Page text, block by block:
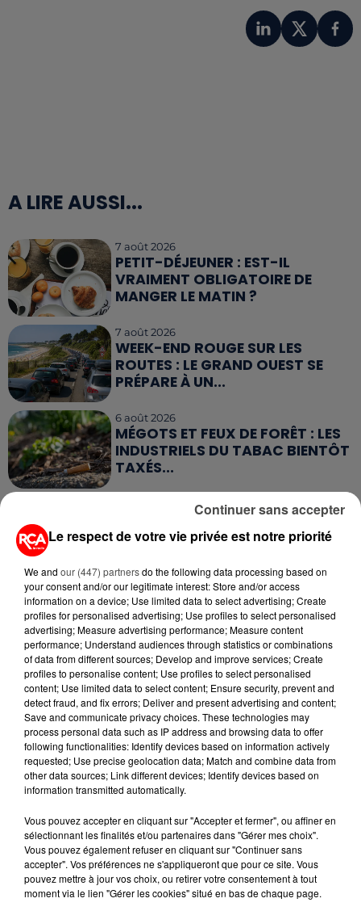
A LIRE AUSSI...
7 août 2026
PETIT-DÉJEUNER : EST-IL
VRAIMENT OBLIGATOIRE DE
MANGER LE MATIN ?
7 août 2026
WEEK-END ROUGE SUR LES
ROUTES : LE GRAND OUEST SE
PRÉPARE À UN...
6 août 2026
MÉGOTS ET FEUX DE FORÊT : LES
INDUSTRIELS DU TABAC BIENTÔT
TAXÉS...
CANICULE : POURQUOI LES
BOUTEILLES D'EAU
5 août 2026
MANGER SAINEMENT COÛTE 25 %
PLUS CHER QU'IL Y A CINQ ANS,
ALERTE L’ONU
5 août 2026
QUELLES SONT LES MARQUES QUI
OFFRENT LE MEILLEUR RAPPORT...
RETROUVEZ TOUTE L'ACTU DE LA RÉGION ET
RECEVEZ LES ALERTES INFOS DE LA RÉDACTION
EN TÉLÉCHARGEANT L'APPLICATION MOBILE
RCA
Le respect de votre vie privée est notre priorité
We and our (447) partnersdo the following data processing based on
your consent and/or our legitimate interest: Store and/or access
information on a device; Use limited data to select advertising; Create
profiles for personalised advertising; Use profiles to select personalised
advertising; Measure advertising performance; Measure content
performance; Understand audiences through statistics or combinations
of data from different sources; Develop and improve services; Create
profiles to personalise content; Use profiles to select personalised
content; Use limited data to select content; Ensure security, prevent and
detect fraud, and fix errors; Deliver and present advertising and content;
Save and communicate privacy choices. These technologies may
process personal data such as IP address and browsing data to offer
following functionalities: Identify devices based on information actively
requested; Use precise geolocation data; Match and combine data from
other data sources; Link different devices; Identify devices based on
information transmitted automatically.
Vous pouvez accepter en cliquant sur "Accepter et fermer", ou affiner en
sélectionnant les finalités et/ou partenaires dans "Gérer mes choix".
Vous pouvez également refuser en cliquant sur "Continuer sans
accepter". Vos préférences ne s'appliqueront que pour ce site. Vous
pouvez mettre à jour vos choix, ou retirer votre consentement à tout
moment via le lien "Gérer les cookies" situé en bas de chaque page.
Continuer sans accepter